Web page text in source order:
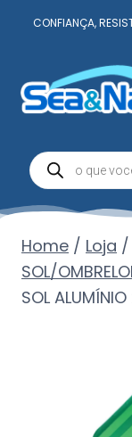
CONFIANÇA,
Home / Loja /
SOL/
SOL